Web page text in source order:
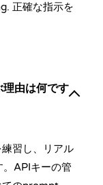
正確な指示を
由は何です
習し、リアル
APIキーの管